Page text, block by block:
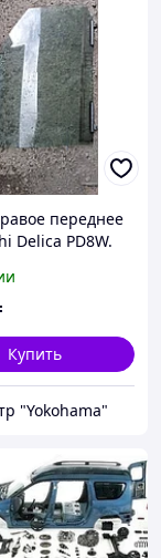
переднее
Delica PD8W.
Купить
"Yokohama"